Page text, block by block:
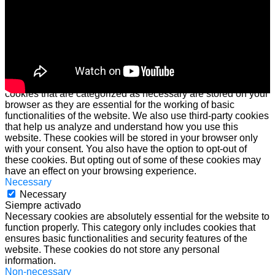
This website uses cookies to improve your experience while
you navigate through the website. Out of these cookies, the
cookies that are categorized as necessary are stored on your
browser as they are essential for the working of basic
functionalities of the website. We also use third-party cookies
that help us analyze and understand how you use this
website. These cookies will be stored in your browser only
with your consent. You also have the option to opt-out of
these cookies. But opting out of some of these cookies may
have an effect on your browsing experience.
Necessary
Necessary
Siempre activado
Necessary cookies are absolutely essential for the website to
function properly. This category only includes cookies that
ensures basic functionalities and security features of the
website. These cookies do not store any personal
information.
Non-necessary